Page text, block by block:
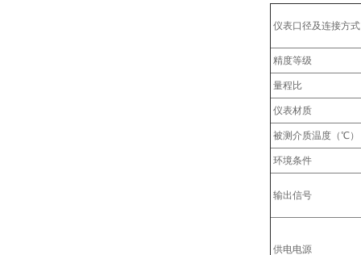
仪表口径及连接方式
精度等级
量程比
仪表材质
被测介质温度（℃）
环境条件
输出信号
供电电源